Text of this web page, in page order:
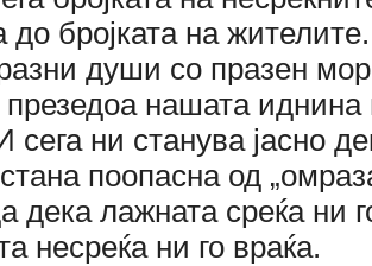
бројката на
души со празен
презедоа нашата иднина
сега ни станува јасно
поопасна од
дека лажната среќа ни
несреќа ни го враќа.